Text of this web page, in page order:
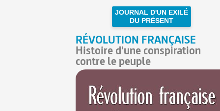
JOURNAL D'UN EXILÉ
DU PRÉSENT
RÉVOLUTION FRANÇAISE
Histoire d'une conspiration
contre le peuple